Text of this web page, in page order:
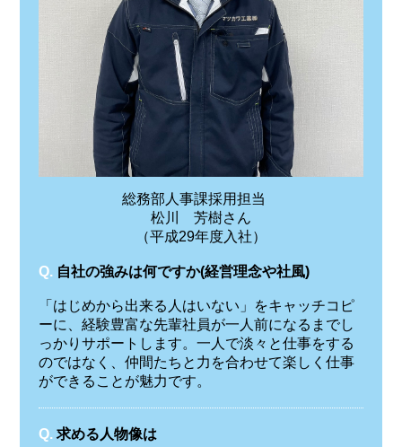
総務部人事課採用担当
松川 芳樹さん
（平成29年度入社）
Q. 自社の強みは何ですか(経営理念や社風)
「はじめから出来る人はいない」をキャッチコピ
ーに、経験豊富な先輩社員が一人前になるまでし
っかりサポートします。一人で淡々と仕事をする
のではなく、仲間たちと力を合わせて楽しく仕事
ができることが魅力です。
Q. 求める人物像は